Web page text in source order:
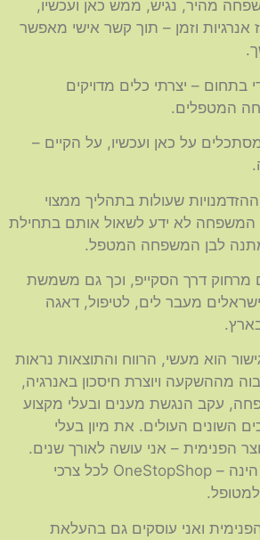
מהיר, נגיש, ממש כאן ועכשיו,
אנרגיות וזמן – תוך קשר אישי מאפשר
בתחום – יצרתי כלים מדויקים
המטפלים.
על כאן ועכשיו, על הקיים –
שעולות בתהליך ממצוי
המשפחה לא ידע לשאול אותם בתחילת
לבן המשפחה המטפל.
מרחוק דרך הסקייפ, וכך גם משמשת
מעבר לים, לטיפול, דאגה
הוא מעשי, הרווח והתוצאות נראות
מההשקעה ויוצרת חיסכון באנרגיה,
עקב הנגשת מענים ובעלי מקצוע
השונים העולים. את מיון בעלי
הפנימית – אני עושה לאורך שנים.
ואכן, החצר הפנימית הינה – OneStopShop לכל צרכי
ואני עוסקים גם בהעלאת